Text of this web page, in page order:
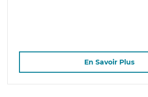
En Savoir Plus